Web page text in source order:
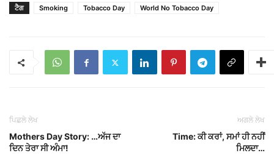
ਟੈਗ Smoking Tobacco Day World No Tobacco Day
ਪਿਛਲੇ ਲੇਖ
Mothers Day Story: …ਅੱਜ ਦਾ
ਦਿਨ ਤੇਰਾ ਸੀ ਅੰਮਾ!
ਅਗਲੇ ਲੇਖ
Time: ਕੀ ਕਰਾਂ, ਸਮਾਂ ਹੀ ਨਹੀਂ
ਮਿਲਦਾ…